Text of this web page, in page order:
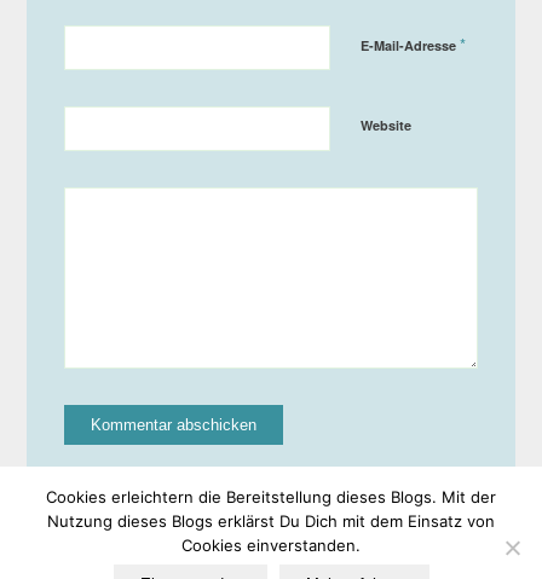
E-Mail-Adresse *
Website
Cookies erleichtern die Bereitstellung dieses Blogs. Mit der
Nutzung dieses Blogs erklärst Du Dich mit dem Einsatz von
Cookies einverstanden.